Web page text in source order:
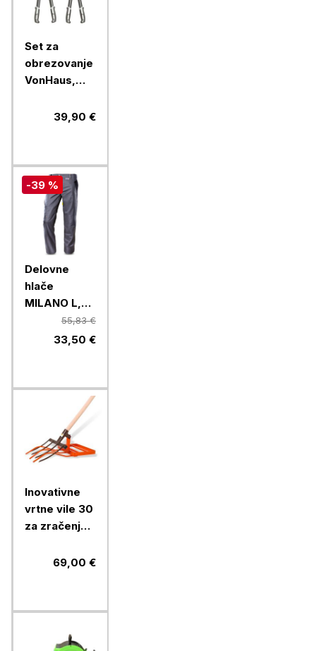
Set za
obrezovanje
VonHaus,
39,90 €
-39 %
Delovne
hlače
MILANO L,
54 SIVE EN
13688
55,83 €
33,50 €
Inovativne
vrtne vile 30
za zračenje
tal, oranžne
69,00 €